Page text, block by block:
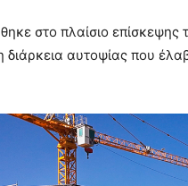
στο πλαίσιο επίσκεψης
αυτοψίας που